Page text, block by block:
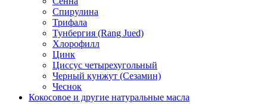
Спирулина
Трифала
Тунбергия (Rang Jued)
Хлорофилл
Цинк
Циссус четырехугольный
Черный кунжут (Сезамин)
Чеснок
Кокосовое и другие натуральные масла